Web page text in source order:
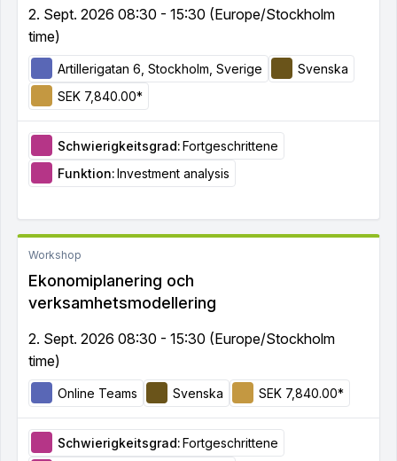
2. Sept. 2026 08:30 - 15:30 (Europe/Stockholm
time)
Artillerigatan 6, Stockholm, Sverige
Svenska
SEK 7,840.00*
Schwierigkeitsgrad:Fortgeschrittene
Funktion:Investment analysis
Workshop
Ekonomiplanering och
verksamhetsmodellering
2. Sept. 2026 08:30 - 15:30 (Europe/Stockholm
time)
Online Teams Svenska SEK 7,840.00*
Schwierigkeitsgrad:Fortgeschrittene